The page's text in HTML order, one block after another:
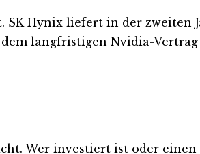
Hynix liefert in der zweiten
langfristigen Nvidia-
Wer investiert ist oder